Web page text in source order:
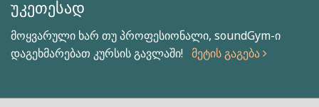
უკეთესად
მოყვარული ხარ თუ პროფესიონალი, soundGym-ი
დაგეხმარებათ კურსის გავლაში! მეტის გაგება